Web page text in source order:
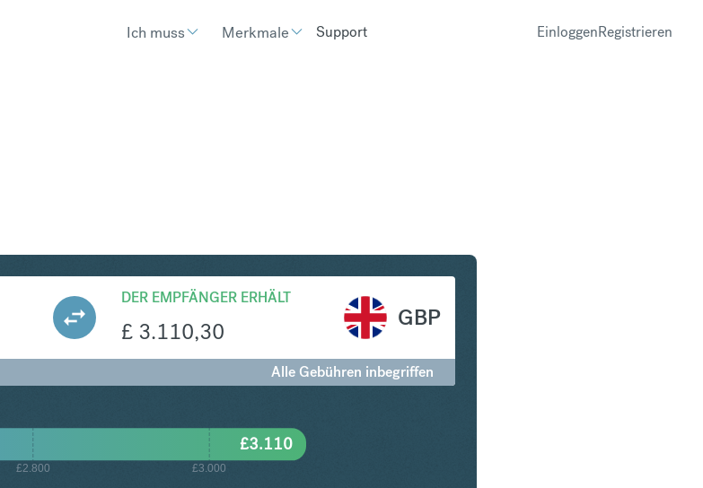
Ich muss Merkmale Support EinloggenRegistrieren
DER EMPFÄNGER ERHÄLT
£ 3.110,30
GBP
Alle Gebühren inbegriffen
£2.800 £3.000
£3.110